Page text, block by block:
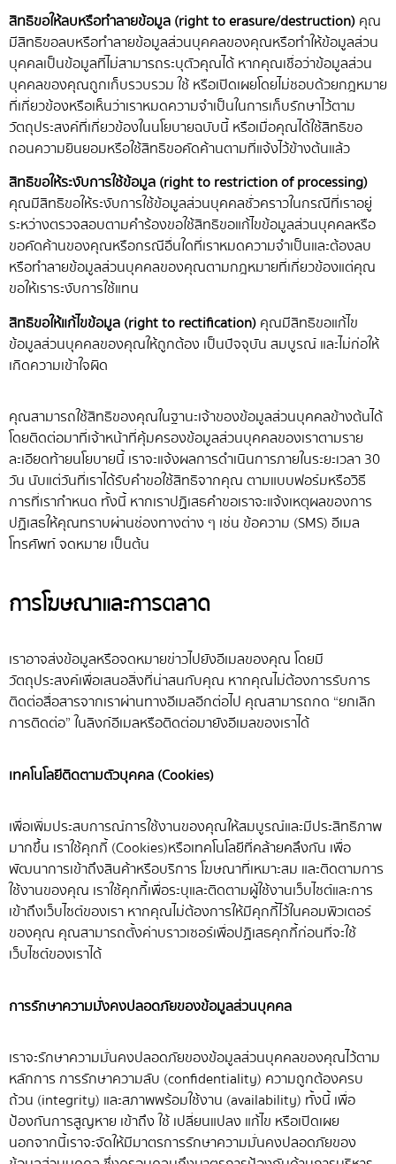
สิทธิขอให้ลบหรือทำลายข้อมูล (right to erasure/destruction)คุณ
มีสิทธิขอลบหรือทำลายข้อมูลส่วนบุคคลของคุณหรือทำให้ข้อมูลส่วน
บุคคลเป็นข้อมูลที่ไม่สามารถระบุตัวคุณได้ หากคุณเชื่อว่าข้อมูลส่วน
บุคคลของคุณถูกเก็บรวบรวม ใช้ หรือเปิดเผยโดยไม่ชอบด้วยกฎหมาย
ที่เกี่ยวข้องหรือเห็นว่าเราหมดความจำเป็นในการเก็บรักษาไว้ตาม
วัตถุประสงค์ที่เกี่ยวข้องในนโยบายฉบับนี้ หรือเมื่อคุณได้ใช้สิทธิขอ
ถอนความยินยอมหรือใช้สิทธิขอคัดค้านตามที่แจ้งไว้ข้างต้นแล้ว
สิทธิขอให้ระงับการใช้ข้อมูล (right to restriction of processing)
คุณมีสิทธิขอให้ระงับการใช้ข้อมูลส่วนบุคคลชั่วคราวในกรณีที่เราอยู่
ระหว่างตรวจสอบตามคำร้องขอใช้สิทธิขอแก้ไขข้อมูลส่วนบุคคลหรือ
ขอคัดค้านของคุณหรือกรณีอื่นใดที่เราหมดความจำเป็นและต้องลบ
หรือทำลายข้อมูลส่วนบุคคลของคุณตามกฎหมายที่เกี่ยวข้องแต่คุณ
ขอให้เราระงับการใช้แทน
สิทธิขอให้แก้ไขข้อมูล (right to rectification)คุณมีสิทธิขอแก้ไข
ข้อมูลส่วนบุคคลของคุณให้ถูกต้อง เป็นปัจจุบัน สมบูรณ์ และไม่ก่อให้
เกิดความเข้าใจผิด
คุณสามารถใช้สิทธิของคุณในฐานะเจ้าของข้อมูลส่วนบุคคลข้างต้นได้
โดยติดต่อมาที่เจ้าหน้าที่คุ้มครองข้อมูลส่วนบุคคลของเราตามราย
ละเอียดท้ายนโยบายนี้ เราจะแจ้งผลการดำเนินการภายในระยะเวลา 30
วัน นับแต่วันที่เราได้รับคำขอใช้สิทธิจากคุณ ตามแบบฟอร์มหรือวิธี
การที่เรากำหนด ทั้งนี้ หากเราปฏิเสธคำขอเราจะแจ้งเหตุผลของการ
ปฏิเสธให้คุณทราบผ่านช่องทางต่าง ๆ เช่น ข้อความ (SMS) อีเมล
โทรศัพท์ จดหมาย เป็นต้น
การโฆษณาและการตลาด
เราอาจส่งข้อมูลหรือจดหมายข่าวไปยังอีเมลของคุณ โดยมี
วัตถุประสงค์เพื่อเสนอสิ่งที่น่าสนกับคุณ หากคุณไม่ต้องการรับการ
ติดต่อสื่อสารจากเราผ่านทางอีเมลอีกต่อไป คุณสามารถกด “ยกเลิก
การติดต่อ” ในลิงก์อีเมลหรือติดต่อมายังอีเมลของเราได้
เทคโนโลยีติดตามตัวบุคคล (Cookies)
เพื่อเพิ่มประสบการณ์การใช้งานของคุณให้สมบูรณ์และมีประสิทธิภาพ
มากขึ้น เราใช้คุกกี้ (Cookies)หรือเทคโนโลยีที่คล้ายคลึงกัน เพื่อ
พัฒนาการเข้าถึงสินค้าหรือบริการ โฆษณาที่เหมาะสม และติดตามการ
ใช้งานของคุณ เราใช้คุกกี้เพื่อระบุและติดตามผู้ใช้งานเว็บไซต์และการ
เข้าถึงเว็บไซต์ของเรา หากคุณไม่ต้องการให้มีคุกกี้ไว้ในคอมพิวเตอร์
ของคุณ คุณสามารถตั้งค่าบราวเซอร์เพื่อปฏิเสธคุกกี้ก่อนที่จะใช้
เว็บไซต์ของเราได้
การรักษาความมั่งคงปลอดภัยของข้อมูลส่วนบุคคล
เราจะรักษาความมั่นคงปลอดภัยของข้อมูลส่วนบุคคลของคุณไว้ตาม
หลักการ การรักษาความลับ (confidentiality) ความถูกต้องครบ
ถ้วน (integrity) และสภาพพร้อมใช้งาน (availability) ทั้งนี้ เพื่อ
ป้องกันการสูญหาย เข้าถึง ใช้ เปลี่ยนแปลง แก้ไข หรือเปิดเผย
นอกจากนี้เราจะจัดให้มีมาตรการรักษาความมั่นคงปลอดภัยของ